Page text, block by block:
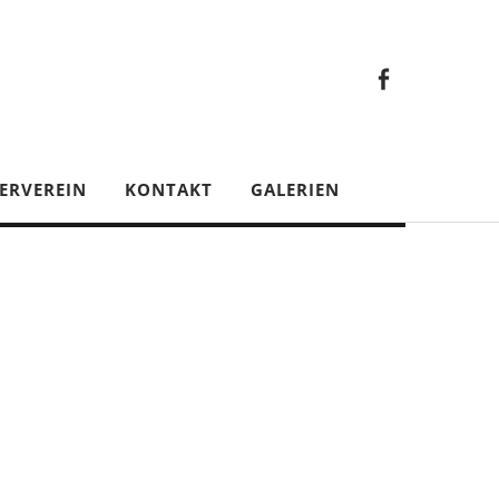
KONTAKT GALERIEN